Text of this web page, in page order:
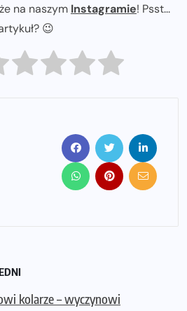
na naszym Instagramie! Psst...
😉
kolarze – wyczynowi